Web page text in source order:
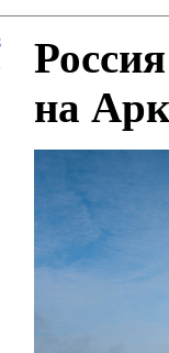
на